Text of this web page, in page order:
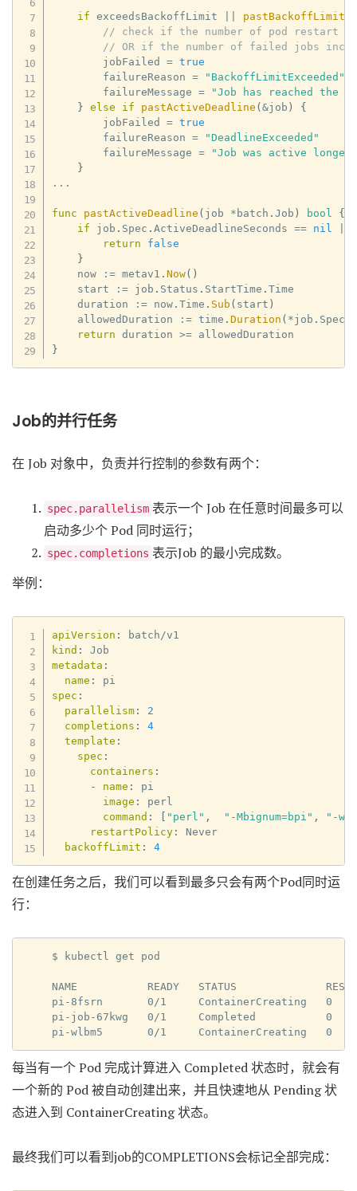
if exceedsBackoffLimit
// check if the number of pod restart
// OR if the number of failed jobs
        jobFailed
= true
        failureReason
=
"BackoffLimitExceeded"
        failureMessage
=
"Job has reached the
}
else if pastActiveDeadline (&job )
{
        jobFailed
= true
        failureReason
=
"DeadlineExceeded"
        failureMessage
=
"Job was active
}
...
func pastActiveDeadline ( job * batch .Job ) bool
{
if job . Spec .ActiveDeadlineSeconds == nil
return
false
}
    now
:= metav1 .Now( )
    start
:= job . Status . StartTime .Time
    duration
:= now .Time . Sub ( start )
    allowedDuration
:= time .Duration ( *job . Spec
return duration >=
}
Job的并行任务
在 Job 对象中，负责并行控制的参数有两个：
spec.parallelism 表示一个 Job 在任意时间最多可以
启动多少个 Pod 同时运行；
spec.completions 表示Job 的最小完成数。
举例：
apiVersion :
kind :
metadata :
name :
spec :
parallelism :
2
completions :
4
template :
spec :
containers :
-
name :
pi
image :
perl
command : [ "perl" , "-Mbignum=bpi" ,
"-
restartPolicy :
Never
backoffLimit : 4
在创建任务之后，我们可以看到最多只会有两个Pod同时运
行：
$ kubectl get pod
NAME           READY   STATUS
pi-8fsrn       0/1     ContainerCreating   0
pi-job-67kwg   0/1     Completed           0
pi-wlbm5       0/1     ContainerCreating   0
每当有一个 Pod 完成计算进入 Completed 状态时，就会有
一个新的 Pod 被自动创建出来，并且快速地从 Pending 状
态进入到 ContainerCreating 状态。
最终我们可以看到job的COMPLETIONS会标记全部完成：